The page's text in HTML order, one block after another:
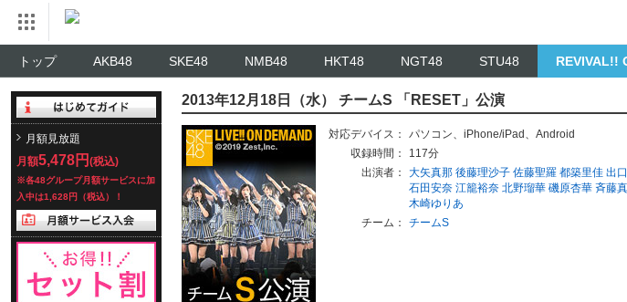
トップ AKB48 SKE48 NMB48 HKT48 NGT48 STU48 REVIVAL!!
月額見放題
月額5,478円 (税込)
※各48グループ月額サービスに加
入中は1,628円（税込）！
2013年12月18日（水） チームS 「RESET」公演
対応デバイス： パソコン、 iPhone/iPad 、 Android
収録時間：
117分
出演者：
大矢真那 後藤理沙子 佐藤聖羅 都築里佳 出
石田安奈 江籠裕奈 北野瑠華 磯原杏華 斉藤
木崎ゆりあ
チーム：
チームS